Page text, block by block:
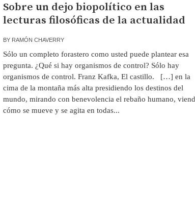
Sobre un dejo biopolítico en las
lecturas filosóficas de la actualidad
BY RAMÓN CHAVERRY
Sólo un completo forastero como usted puede plantear esa
pregunta. ¿Qué si hay organismos de control? Sólo hay
organismos de control. Franz Kafka, El castillo. […] en la
cima de la montaña más alta presidiendo los destinos del
mundo, mirando con benevolencia el rebaño humano,
cómo se mueve y se agita en todas...